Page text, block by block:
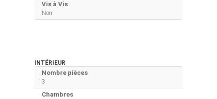
Vis à Vis
Non
INTÉRIEUR
Nombre pièces
3
Chambres